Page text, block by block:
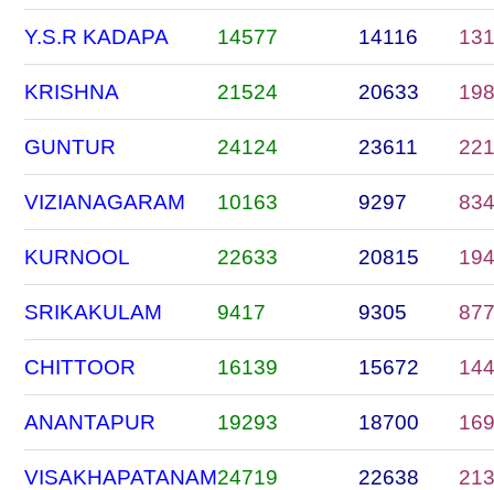
Y.S.R KADAPA 14577 14116
KRISHNA 21524 20633
GUNTUR 24124 23611
VIZIANAGARAM 10163 9297
KURNOOL 22633 20815
SRIKAKULAM 9417 9305
CHITTOOR 16139 15672
ANANTAPUR 19293 18700
VISAKHAPATANAM24719 22638